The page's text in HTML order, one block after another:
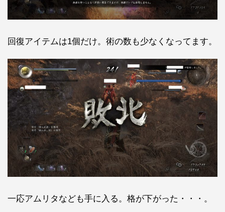
回復アイテムは1個だけ。術の数も少なくなってます。
一応アムリタなども手に入る。格が下がった・・・。